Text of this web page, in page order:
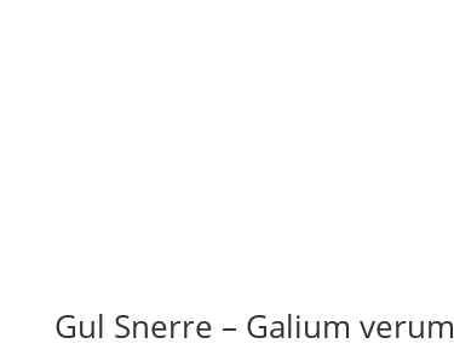
Gul Snerre – Galium verum